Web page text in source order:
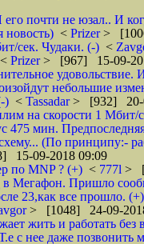
почти не юзал.. И
новость) < Prizer>
сек. Чудаки. (-) <
< Prizer> [967] 15-09-
небольшие
) < Tassadar> [932] 20-
на скорости 1 Мбит/
475 мин.
(По принципу:-
15-09-2018 09:09
по MNP ? (+) < 777l >
в Мегафон. Пришло
23,как все прошло. (+)
> [1048] 24-09-
жить и работать
с нее даже позвонить